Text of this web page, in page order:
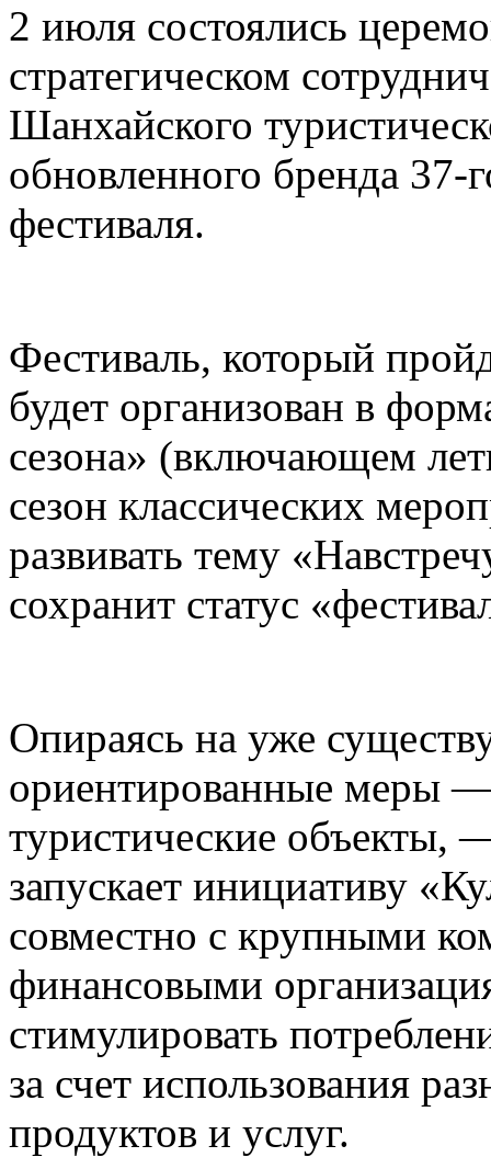
2 июля состоялись
стратегическом
Шанхайского
обновленного бренда 37-
фестиваля.
Фестиваль, который
будет организован в
сезона» (включающем
сезон классических
развивать тему
сохранит статус
Опираясь на уже
ориентированные меры
туристические объекты,
запускает инициативу
совместно с крупными
финансовыми
стимулировать
за счет использования
продуктов и услуг.